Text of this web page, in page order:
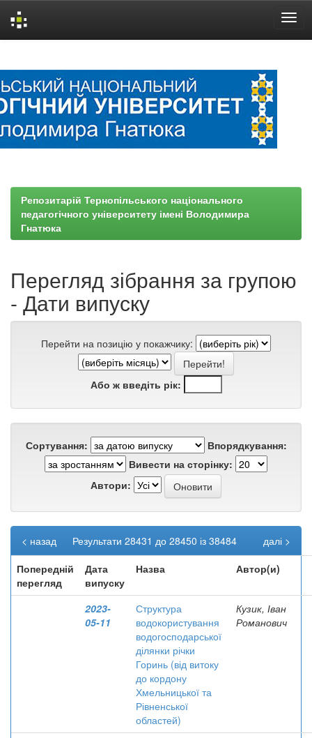
Репозитарій Тернопільського національного
педагогічного університету імені Володимира
Гнатюка
Перегляд зібрання за групою
- Дати випуску
Перейти на позицію у покажчику:
Або ж введіть рік:
Сортування:
Впорядкування:
Вивести на сторінку:
Автори:
Результати 28431 до 28450 із 38484
< назад
далі >
Попередній
перегляд
Дата
випуску
Назва Автор(и)
2023-
05-11
Структура
водокористування
водогосподарської
ділянки річки
Горинь (від витоку
до кордону
Хмельницької та
Рівненської
областей)
Кузик, Іван
Романович